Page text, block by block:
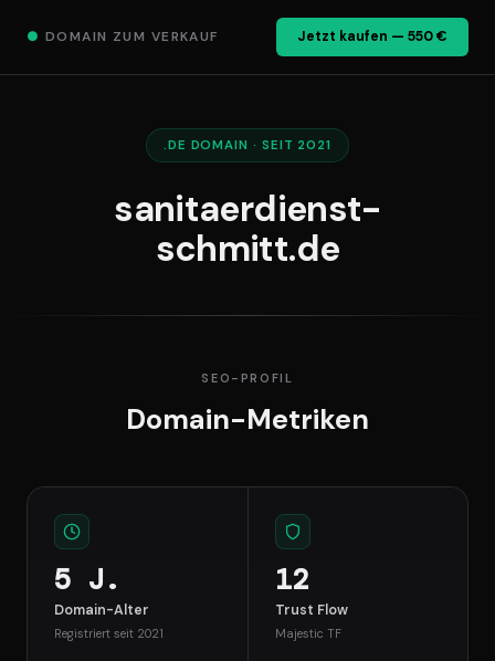
● DOMAIN ZUM VERKAUF Jetzt kaufen — 550 €
.DE DOMAIN · SEIT 2021
sanitaerdienst-
schmitt.de
SEO-PROFIL
Domain-Metriken
5 J.
Domain-Alter
Registriert seit 2021
12
Trust Flow
Majestic TF